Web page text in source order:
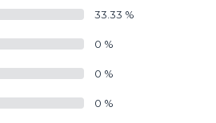
33.33 %
0 %
0 %
0 %